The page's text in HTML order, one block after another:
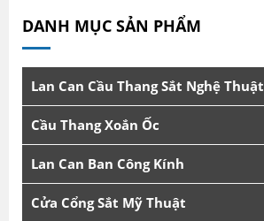
DANH MỤC SẢN PHẨM
Lan Can Cầu Thang Sắt Nghệ Thuật
Cầu Thang Xoắn Ốc
Lan Can Ban Công Kính
Cửa Cổng Sắt Mỹ Thuật